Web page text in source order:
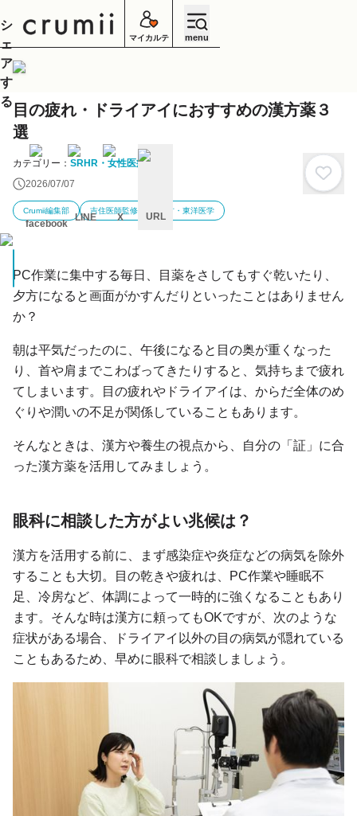
マイカルテ menu
目の疲れ・ドライアイにおすすめの漢方薬３
選
カテゴリー： SRHR・女性医療
2026/07/07
Crumii編集部 吉住医師監修 漢方・東洋医学
PC作業に集中する毎日、目薬をさしてもすぐ乾いたり、
夕方になると画面がかすんだりといったことはありません
か？
朝は平気だったのに、午後になると目の奥が重くなった
り、首や肩までこわばってきたりすると、気持ちまで疲れ
てしまいます。目の疲れやドライアイは、からだ全体のめ
ぐりや潤いの不足が関係していることもあります。
そんなときは、漢方や養生の視点から、自分の「証」に合
った漢方薬を活用してみましょう。
眼科に相談した方がよい兆候は？
漢方を活用する前に、まず感染症や炎症などの病気を除外
することも大切。目の乾きや疲れは、PC作業や睡眠不
足、冷房など、体調によって一時的に強くなることもあり
ます。そんな時は漢方に頼ってもOKですが、次のような
症状がある場合、ドライアイ以外の目の病気が隠れている
こともあるため、早めに眼科で相談しましょう。
シ
ェ
ア
す
る
facebook
LINE X URL
キ
ン
セ
ル